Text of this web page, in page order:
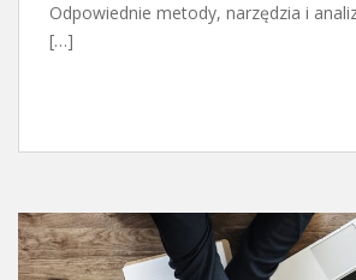
Odpowiednie metody, narzędzia i
[…]